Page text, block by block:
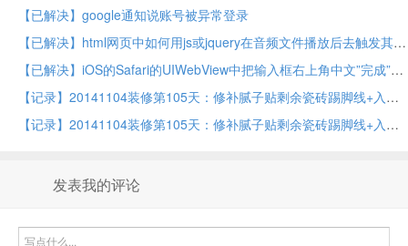
【已解决】google通知说账号被异常登录
【已解决】html网页中如何用js或jquery在音频文件播放后去触发其他动作
【已解决】iOS的Safari的UIWebView中把输入框右上角中文”完成”换成英文Done
【记录】20141104装修第105天：修补腻子贴剩余瓷砖踢脚线+入户门地吸
【记录】20141104装修第105天：修补腻子贴剩余瓷砖踢脚线+入户门地吸
发表我的评论